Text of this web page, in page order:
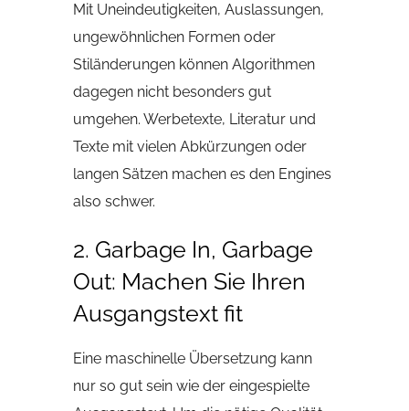
Mit Uneindeutigkeiten, Auslassungen,
ungewöhnlichen Formen oder
Stiländerungen können Algorithmen
dagegen nicht besonders gut
umgehen. Werbetexte, Literatur und
Texte mit vielen Abkürzungen oder
langen Sätzen machen es den Engines
also schwer.
2. Garbage In, Garbage
Out: Machen Sie Ihren
Ausgangstext fit
Eine maschinelle Übersetzung kann
nur so gut sein wie der eingespielte